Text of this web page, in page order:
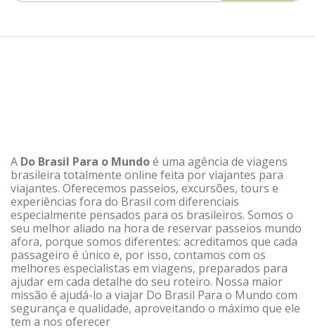
A Do Brasil Para o Mundoé uma agência de viagens
brasileira totalmente online feita por viajantes para
viajantes. Oferecemos passeios, excursões, tours e
experiências fora do Brasil com diferenciais
especialmente pensados para os brasileiros. Somos o
seu melhor aliado na hora de reservar passeios mundo
afora, porque somos diferentes: acreditamos que cada
passageiro é único e, por isso, contamos com os
melhores especialistas em viagens, preparados para
ajudar em cada detalhe do seu roteiro. Nossa maior
missão é ajudá-lo a viajar Do Brasil Para o Mundo com
segurança e qualidade, aproveitando o máximo que ele
tem a nos oferecer